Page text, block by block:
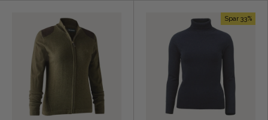
Spar 33%